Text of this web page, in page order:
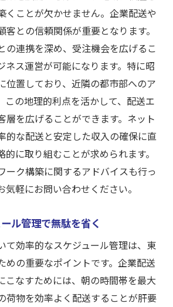
くことが欠かせません。企業配送や
との信頼関係が重要となります。
の連携を深め、受注機会を広げるこ
ネス運営が可能になります。特に昭
位置しており、近隣の都市部へのア
この地理的利点を活かして、配送エ
層を広げることができます。ネット
的な配送と安定した収入の確保に直
に取り組むことが求められます。
ーク構築に関するアドバイスも行っ
気軽にお問い合わせください。
ル管理で無駄を省く
て効率的なスケジュール管理は、東
めの重要なポイントです。企業配送
こなすためには、朝の時間帯を最大
荷物を効率よく配送することが肝要